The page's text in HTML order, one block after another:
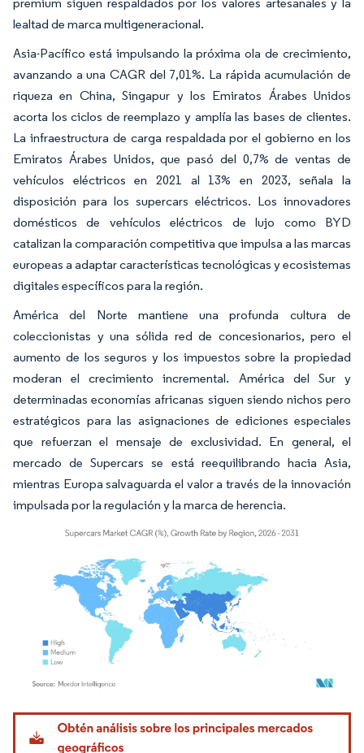
lealtad de marca multigeneracional.
Asia-Pacífico está impulsando la próxima ola de crecimiento,
avanzando a una CAGR del 7,01%. La rápida acumulación de
riqueza en China, Singapur y los Emiratos Árabes Unidos
acorta los ciclos de reemplazo y amplía las bases de clientes.
La infraestructura de carga respaldada por el gobierno en los
Emiratos Árabes Unidos, que pasó del 0,7% de ventas de
vehículos eléctricos en 2021 al 13% en 2023, señala la
disposición para los supercars eléctricos. Los innovadores
domésticos de vehículos eléctricos de lujo como BYD
catalizan la comparación competitiva que impulsa a las marcas
europeas a adaptar características tecnológicas y ecosistemas
digitales específicos para la región.
América del Norte mantiene una profunda cultura de
coleccionistas y una sólida red de concesionarios, pero el
aumento de los seguros y los impuestos sobre la propiedad
moderan el crecimiento incremental. América del Sur y
determinadas economías africanas siguen siendo nichos pero
estratégicos para las asignaciones de ediciones especiales
que refuerzan el mensaje de exclusividad. En general, el
mercado de Supercars se está reequilibrando hacia Asia,
mientras Europa salvaguarda el valor a través de la innovación
impulsada por la regulación y la marca de herencia.
Imagen © Mordor Intelligence. El uso requiere atribución según CC BY 4.0.